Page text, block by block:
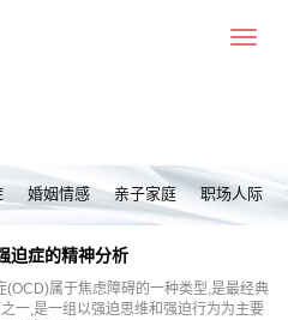
Toggle
婚姻情感 亲子家庭 职场人际
迫症的精神分析
(OCD)属于焦虑障碍的一种类型,是最经典
一,是一组以强迫思维和强迫行为为主要